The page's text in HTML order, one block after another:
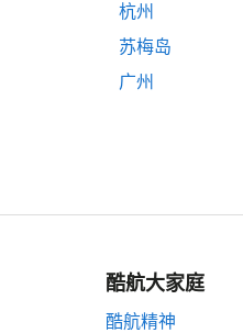
杭州
苏梅岛
广州
酷航大家庭
酷航精神